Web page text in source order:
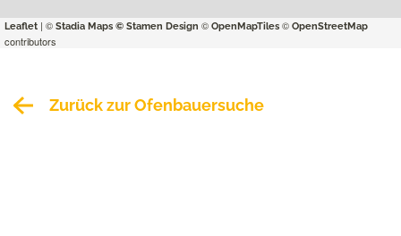
Leaflet | © Stadia Maps © Stamen Design © OpenMapTiles © OpenStreetMap
contributors
Zurück zur Ofenbauersuche